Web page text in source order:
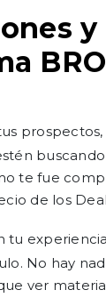
y
prospectos,
te fue
de los
tu
No hay
ver